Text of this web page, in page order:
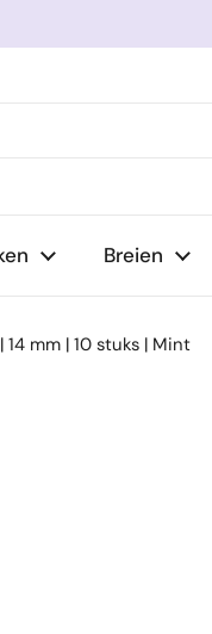
Breien
mm | 10 stuks | Mint